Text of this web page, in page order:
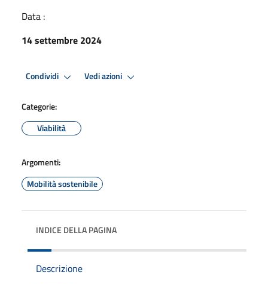
Data :
14 settembre 2024
Condividi Vedi azioni
Categorie:
Viabilità
Argomenti:
Mobilità sostenibile
INDICE DELLA PAGINA
Descrizione